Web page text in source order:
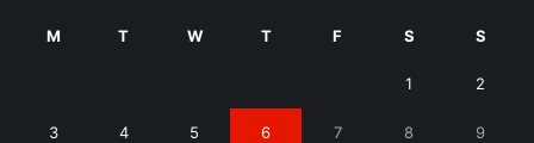
M T W T F S S
1 2
3 4 5 6 7 8 9